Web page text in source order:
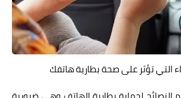
التي تؤثر على صحة بطارية هاتفك